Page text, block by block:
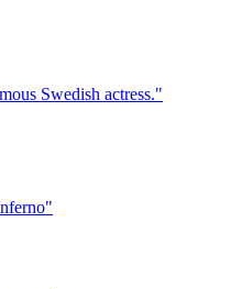
Swedish actress."